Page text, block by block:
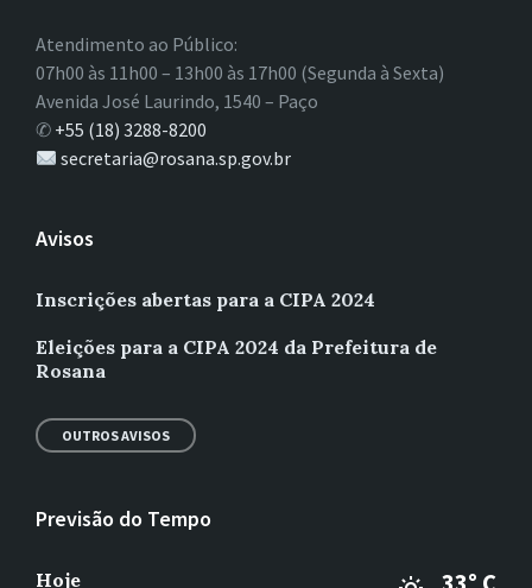
Atendimento ao Público:
07h00 às 11h00 – 13h00 às 17h00 (Segunda à Sexta)
Avenida José Laurindo, 1540 – Paço
✆ +55 (18) 3288-8200
secretaria@rosana.sp.gov.br
Avisos
Inscrições abertas para a CIPA 2024
Eleições para a CIPA 2024 da Prefeitura de
Rosana
OUTROS AVISOS
Previsão do Tempo
Hoje